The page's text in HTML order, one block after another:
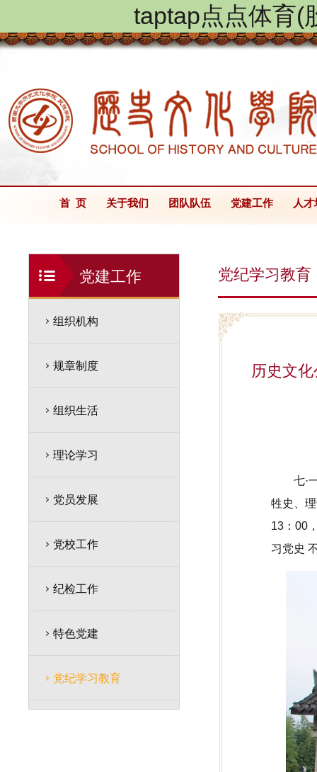
taptap点点体育(
首 页 关于我们 团队队伍 党建工作 人
党建工作
组织机构
规章制度
组织生活
理论学习
党员发展
党校工作
纪检工作
特色党建
党纪学习教育
党纪学习教育
历史文
七·
牲史、
13：00
习党史